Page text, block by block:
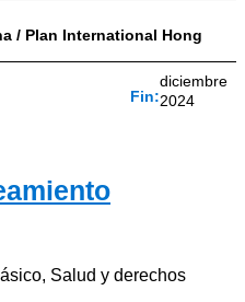
/ Plan International Hong
Fin:
diciembre
2024
, Salud y derechos